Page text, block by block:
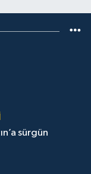
sürgün